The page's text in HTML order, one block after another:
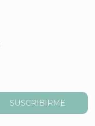
SUSCRIBIRME